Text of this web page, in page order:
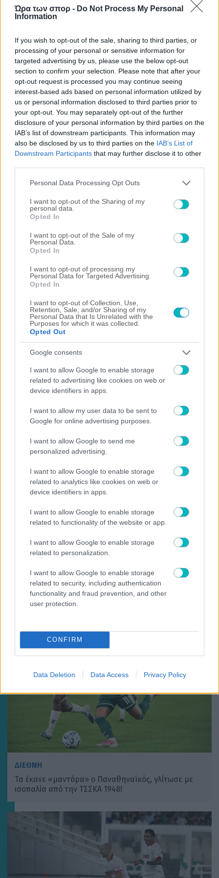
Ώρα των σπορ - Do Not Process My Personal
Information
If you wish to opt-out of the sale, sharing to third parties, or
processing of your personal or sensitive information for
targeted advertising by us, please use the below opt-out
section to confirm your selection. Please note that after your
opt-out request is processed you may continue seeing
interest-based ads based on personal information utilized by
us or personal information disclosed to third parties prior to
your opt-out. You may separately opt-out of the further
disclosure of your personal information by third parties on the
IAB’s list of downstream participants. This information may
also be disclosed by us to third parties on the IAB’s List of
Downstream Participants that may further disclose it to other
Please note that this website/app uses one or more Google
not limited to your visit or usage behaviour. You may click to
grant or deny consent to Google and its third-party tags to
use your data for below specified purposes in below Google
consent section.
Personal Data Processing Opt Outs
I want to opt-out of the Sharing of my
personal data.
Opted In
I want to opt-out of the Sale of my
Personal Data.
Opted In
I want to opt-out of processing my
Personal Data for Targeted Advertising.
Opted In
I want to opt-out of Collection, Use,
Retention, Sale, and/or Sharing of my
Personal Data that Is Unrelated with the
Purposes for which it was collected.
Opted Out
Google consents
I want to allow Google to enable storage
related to advertising like cookies on web or
device identifiers in apps.
I want to allow my user data to be sent to
Google for online advertising purposes.
I want to allow Google to send me
personalized advertising.
I want to allow Google to enable storage
related to analytics like cookies on web or
device identifiers in apps.
I want to allow Google to enable storage
related to functionality of the website or app.
I want to allow Google to enable storage
related to personalization.
I want to allow Google to enable storage
related to security, including authentication
functionality and fraud prevention, and other
user protection.
CONFIRM
Data Deletion Data Access Privacy Policy
ΠΕΡΙΣΣΟΤΕΡΑ ΑΡΘΡΑ
ΔΙΕΘΝΗ
Ανακοίνωσε Στρεφέτσα η Παλέρμο
ΔΙΕΘΝΗ
Ήττα για τον Αλμέιδα από την Ορλάντο του
Γκριεζμάν
ΔΙΕΘΝΗ
Τα έκανε «μαντάρα» ο Παναθηναϊκός, γλίτωσε με
ισοπαλία από την ΤΣΣΚΑ 1948!